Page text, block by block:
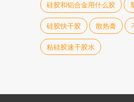
硅胶和铝合金用什么胶
硅胶快干胶 散热膏
粘硅胶速干胶水